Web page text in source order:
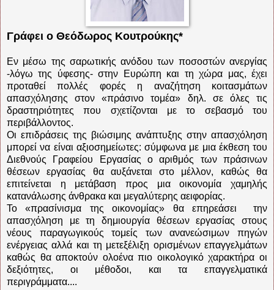
Γράφει ο Θεόδωρος Κουτρούκης*
Εν μέσω της σαρωτικής ανόδου των ποσοστών ανεργίας
-λόγω της ύφεσης- στην Ευρώπη και τη χώρα μας, έχει
προταθεί πολλές φορές η αναζήτηση κοιτασμάτων
απασχόλησης στον «πράσινο τομέα» δηλ. σε όλες τις
δραστηριότητες που σχετίζονται με το σεβασμό του
περιβάλλοντος.
Οι επιδράσεις της βιώσιμης ανάπτυξης στην απασχόληση
μπορεί να είναι αξιοσημείωτες: σύμφωνα με μια έκθεση του
Διεθνούς Γραφείου Εργασίας ο αριθμός των πράσινων
θέσεων εργασίας θα αυξάνεται στο μέλλον, καθώς θα
επιτείνεται η μετάβαση προς μια οικονομία χαμηλής
κατανάλωσης άνθρακα και μεγαλύτερης αειφορίας.
Το «πρασίνισμα της οικονομίας» θα επηρεάσει την
απασχόληση με τη δημιουργία θέσεων εργασίας στους
νέους παραγωγικούς τομείς των ανανεώσιμων πηγών
ενέργειας αλλά και τη μετεξέλιξη ορισμένων επαγγελμάτων
καθώς θα αποκτούν ολοένα πιο οικολογικό χαρακτήρα οι
δεξιότητες, οι μέθοδοι, και τα επαγγελματικά
περιγράμματα....